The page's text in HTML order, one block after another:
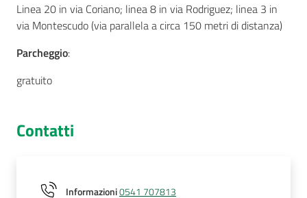
Linea 20 in via Coriano; linea 8 in via Rodriguez; linea 3 in
via Montescudo (via parallela a circa 150 metri di distanza)
Parcheggio:
gratuito
Contatti
Informazioni0541 707813